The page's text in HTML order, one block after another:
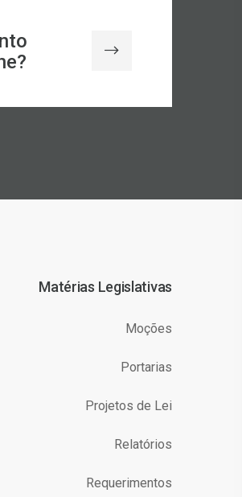
Matérias Legislativas
Moções
Portarias
Projetos de Lei
Relatórios
Requerimentos